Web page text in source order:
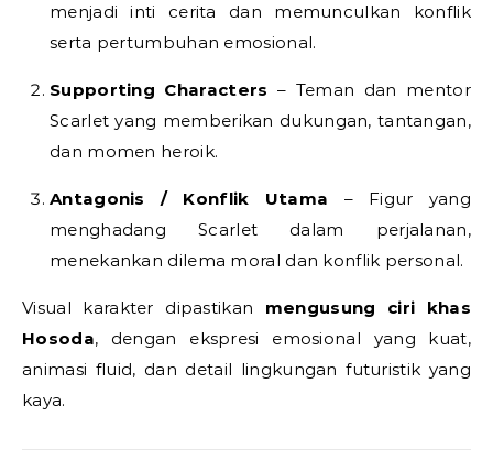
menjadi inti cerita dan memunculkan konflik
serta pertumbuhan emosional.
Supporting Characters – Teman dan mentor
Scarlet yang memberikan dukungan, tantangan,
dan momen heroik.
Antagonis / Konflik Utama – Figur yang
menghadang Scarlet dalam perjalanan,
menekankan dilema moral dan konflik personal.
Visual karakter dipastikan mengusung ciri khas
Hosoda, dengan ekspresi emosional yang kuat,
animasi fluid, dan detail lingkungan futuristik yang
kaya.